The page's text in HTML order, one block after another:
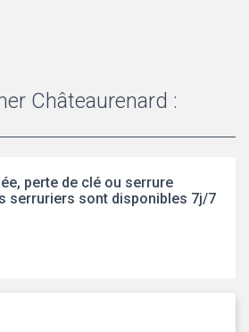
Châteaurenard :
perte de clé ou serrure
serruriers sont disponibles 7j/7